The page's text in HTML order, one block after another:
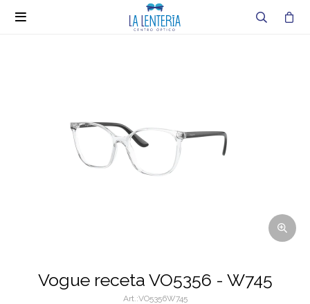

Vogue receta VO5356 - W745
VO5356W745